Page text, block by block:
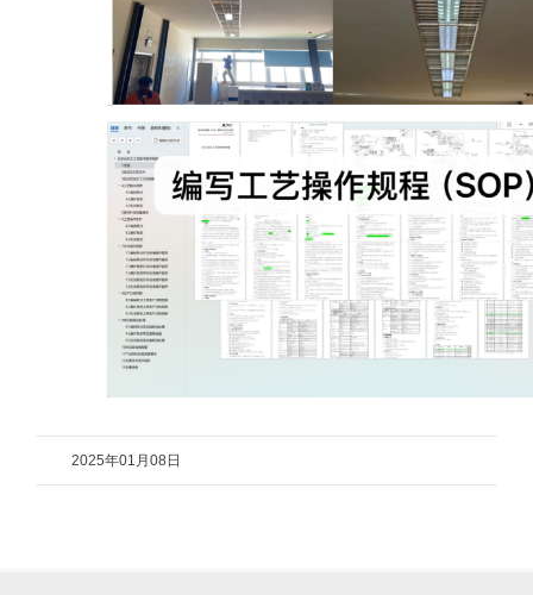
2025年01月08日